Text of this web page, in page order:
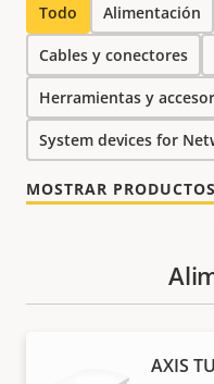
Todo Alimentación
Cables y conectores
Herramientas y
System devices for
MOSTRAR
AXIS